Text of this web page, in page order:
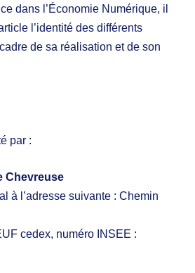
dans l’Économie Numérique, il
l’identité des différents
de sa réalisation et de son
par :
Chevreuse
à l’adresse suivante : Chemin
cedex, numéro INSEE :